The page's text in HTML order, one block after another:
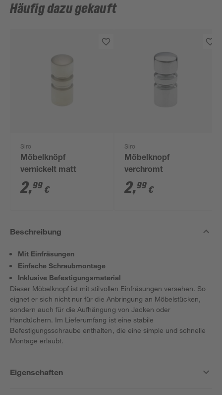
Häufig dazu gekauft
Siro
Möbelknöpf
vernickelt matt
2,99 €
Siro
Möbelknopf
verchromt
2,99 €
Beschreibung
Mit Einfräsungen
Einfache Schraubmontage
Inklusive Befestigungsmaterial
Dieser Möbelknopf ist mit stilvollen Einfräsungen versehen. So
eignet er sich nicht nur für die Anbringung an Möbelstücken,
sondern auch für die Aufhängung von Jacken oder
Handtüchern. Im Lieferumfang ist eine stabile
Befestigungsschraube enthalten, die eine simple und schnelle
Montage erlaubt.
Eigenschaften